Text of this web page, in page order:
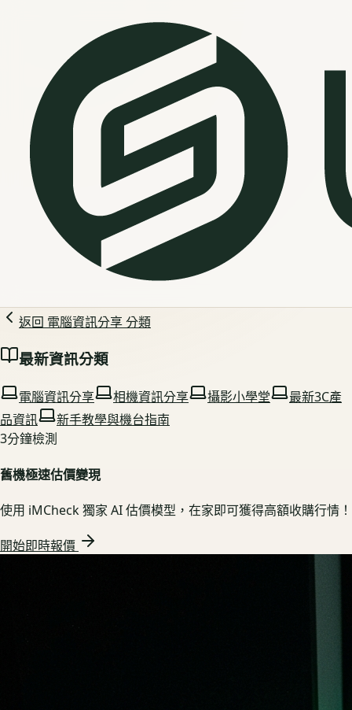
返回 電腦資訊分享分類
最新資訊分類
電腦資訊分享 相機資訊分享 攝影小學堂
最新3C產
品資訊
新手教學與機台指南
3分鐘檢測
舊機極速估價變現
使用 iMCheck 獨家 AI 估價模型，在家即可獲得高額收購行情！
開始即時報價